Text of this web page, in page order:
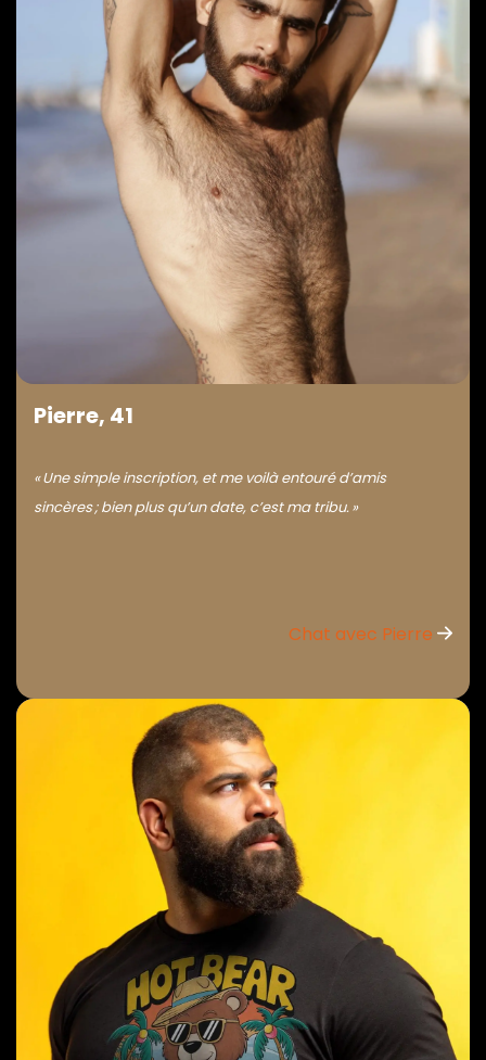
Pierre, 41
« Une simple inscription, et me voilà entouré d’amis
sincères ; bien plus qu’un date, c’est ma tribu. »
Chat avec Pierre